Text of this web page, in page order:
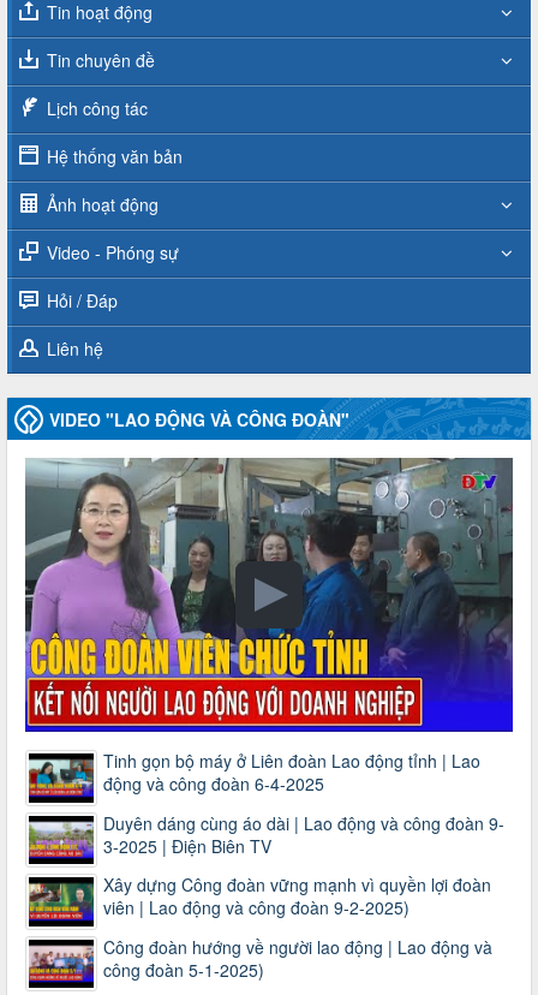
Tin hoạt động
Tin chuyên đề
Lịch công tác
Hệ thống văn bản
Ảnh hoạt động
Video - Phóng sự
Hỏi / Đáp
Liên hệ
VIDEO "LAO ĐỘNG VÀ CÔNG ĐOÀN"
Tinh gọn bộ máy ở Liên đoàn Lao động tỉnh | Lao
động và công đoàn 6-4-2025
Duyên dáng cùng áo dài | Lao động và công đoàn 9-
3-2025 | Điện Biên TV
Xây dựng Công đoàn vững mạnh vì quyền lợi đoàn
viên | Lao động và công đoàn 9-2-2025)
Công đoàn hướng về người lao động | Lao động và
công đoàn 5-1-2025)